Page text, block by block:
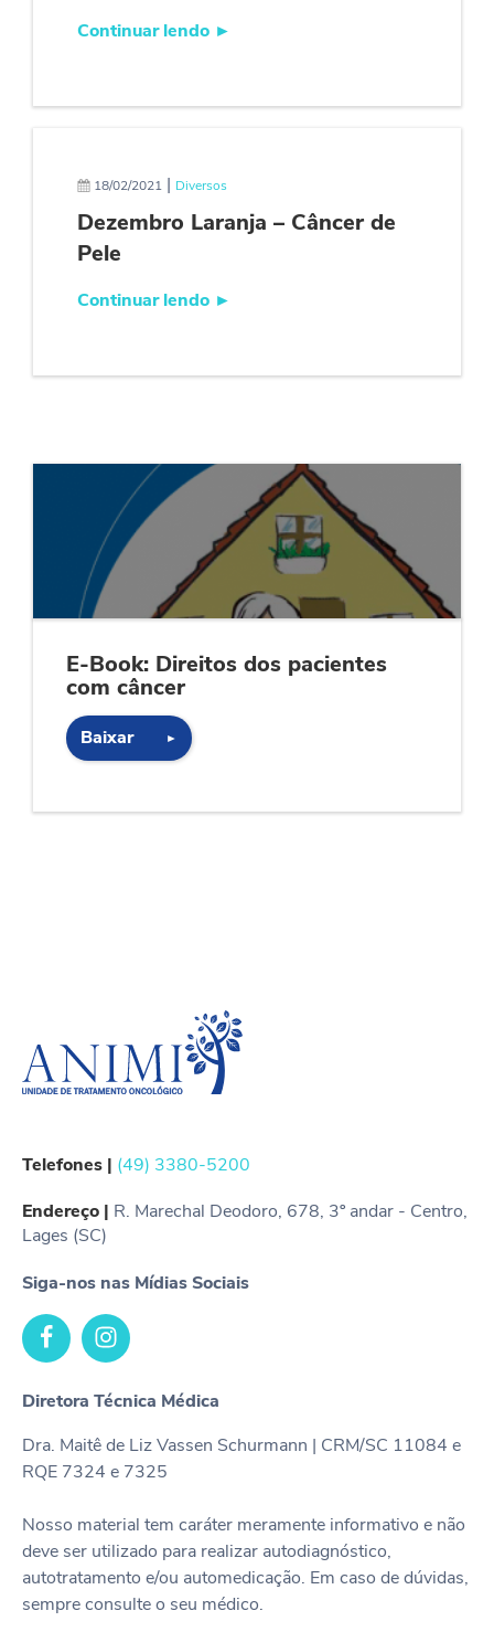
Continuar lendo ►
18/02/2021 | Diversos
Dezembro Laranja – Câncer de
Pele
Continuar lendo ►
E-Book: Direitos dos pacientes
com câncer
Baixar ►
Telefones | (49) 3380-5200
Endereço | R. Marechal Deodoro, 678, 3º andar - Centro,
Lages (SC)
Siga-nos nas Mídias Sociais
Diretora Técnica Médica
Dra. Maitê de Liz Vassen Schurmann | CRM/SC 11084 e
RQE 7324 e 7325
Nosso material tem caráter meramente informativo e não
deve ser utilizado para realizar autodiagnóstico,
autotratamento e/ou automedicação. Em caso de dúvidas,
sempre consulte o seu médico.